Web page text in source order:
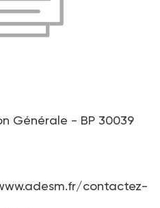
Générale - BP 30039
contactez-